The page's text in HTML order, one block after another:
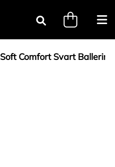
Sök
Soft Comfort Svart Ballerina